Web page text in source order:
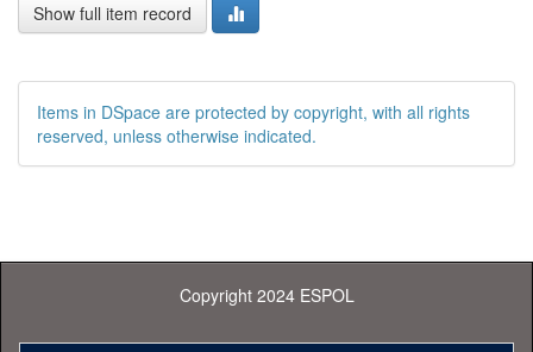
Show full item record
Items in DSpace are protected by copyright, with all rights
reserved, unless otherwise indicated.
Copyright 2024 ESPOL